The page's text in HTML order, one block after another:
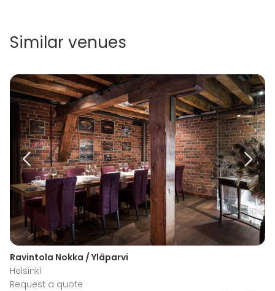
Similar venues
Ravintola Nokka / Yläparvi
Helsinki
Request a quote